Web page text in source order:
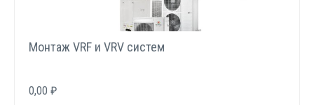
Монтаж VRF и VRV систем
0,00 ₽